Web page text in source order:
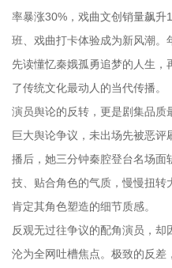
率暴涨30%，戏曲文创销量飙
班、戏曲打卡体验成为新风潮。
先读懂忆秦娥孤勇追梦的人生
了传统文化最动人的当代传播。
演员舆论的反转，更是剧集品质
巨大舆论争议，未出场先被恶
播后，她三分钟秦腔登台名场
技、贴合角色的气质，慢慢扭转
肯定其角色塑造的细节质感。
反观无过往争议的配角演员，
沦为全网吐槽焦点。极致的反差